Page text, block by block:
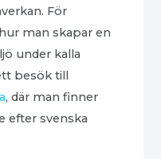
För
man skapar en
under kalla
besök till
, där man finner
efter svenska